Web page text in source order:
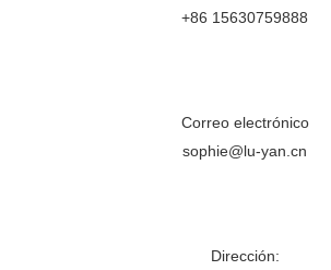
+86 15630759888
Correo electrónico
sophie@lu-yan.cn
Dirección: